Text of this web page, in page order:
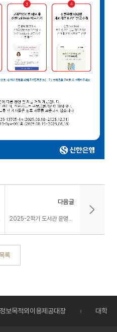
다음글
2025-2학기 도서관 운영시간 안내
록
보목적외이용제공대장 대학정